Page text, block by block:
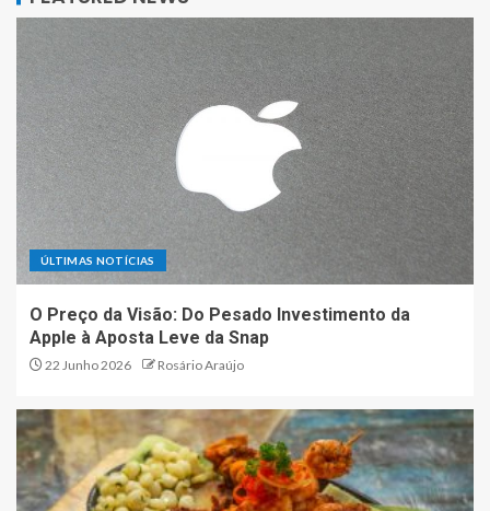
O Passaporte Peruano: Da
Lima do Ceviche ao Wok da
Comida de Rua
3
O futuro da Xiaomi: Do
lançamento global da MIUI 14
aos primeiros detalhes do
imponente Xiaomi 18 Pro Max
Sabores que Resistem ao
Tempo: Do Berço Minhoto ao
Coração do Texas
Inteligência Artificial na
Educação: O Fim do Tabu e o
Início de uma Nova Era de
ÚLTIMAS NOTÍCIAS
O Preço da Visão: Do Pesado Investimento da
Apple à Aposta Leve da Snap
22 Junho 2026 Rosário Araújo